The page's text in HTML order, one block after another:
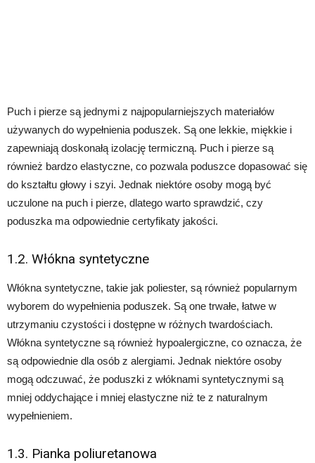
Puch i pierze są jednymi z najpopularniejszych materiałów
używanych do wypełnienia poduszek. Są one lekkie, miękkie i
zapewniają doskonałą izolację termiczną. Puch i pierze są
również bardzo elastyczne, co pozwala poduszce dopasować się
do kształtu głowy i szyi. Jednak niektóre osoby mogą być
uczulone na puch i pierze, dlatego warto sprawdzić, czy
poduszka ma odpowiednie certyfikaty jakości.
1.2. Włókna syntetyczne
Włókna syntetyczne, takie jak poliester, są również popularnym
wyborem do wypełnienia poduszek. Są one trwałe, łatwe w
utrzymaniu czystości i dostępne w różnych twardościach.
Włókna syntetyczne są również hypoalergiczne, co oznacza, że
są odpowiednie dla osób z alergiami. Jednak niektóre osoby
mogą odczuwać, że poduszki z włóknami syntetycznymi są
mniej oddychające i mniej elastyczne niż te z naturalnym
wypełnieniem.
1.3. Pianka poliuretanowa